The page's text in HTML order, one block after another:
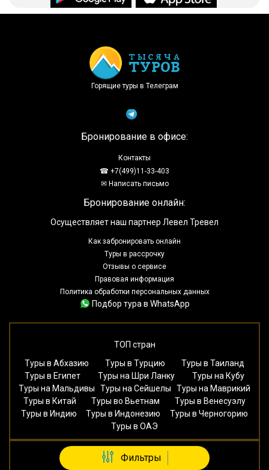
Фильтры
Горящие туры в Телеграм
Бронирование в офисе:
Контакты
☎ +7(499)11-33-403
✉ Написать письмо
Бронирование онлайн:
Осуществляет наш партнер Левел Тревел
Как забронировать онлайн
Туры в рассрочку
Отзывы о сервисе
Правовая информация
Политика обработки персональных данных
Подбор тура в WhatsApp
ТОП стран
Туры в Абхазию
Туры в Турцию
Туры в Таиланд
Туры в Египет
Туры на Шри Ланку
Туры на Кубу
Туры на Мальдивы
Туры на Сейшелы
Туры на Маврикий
Туры в Китай
Туры во Вьетнам
Туры в Венесуэлу
Туры в Индию
Туры в Индонезию
Туры в Черногорию
Туры в ОАЭ
ТОП курортов